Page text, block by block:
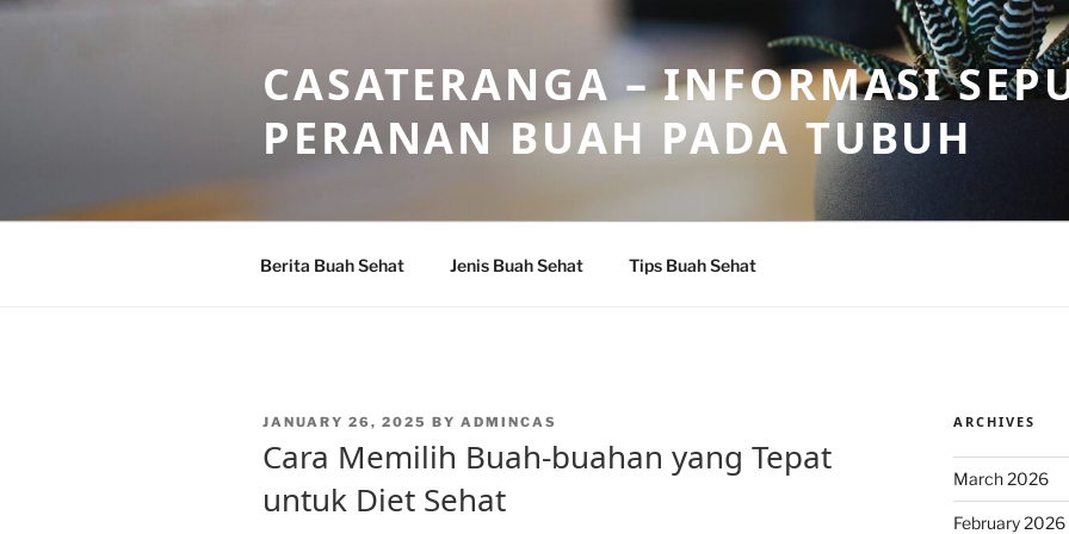
Skip
CASATERANGA – INFORMASI
PERANAN BUAH PADA TUBUH
Berita Buah Sehat Jenis Buah Sehat Tips Buah Sehat
POSTED
JANUARY 26, 2025 BY ADMINCAS
Cara Memilih Buah-buahan yang Tepat
untuk Diet Sehat
ARCHIVES
March 2026
February 2026